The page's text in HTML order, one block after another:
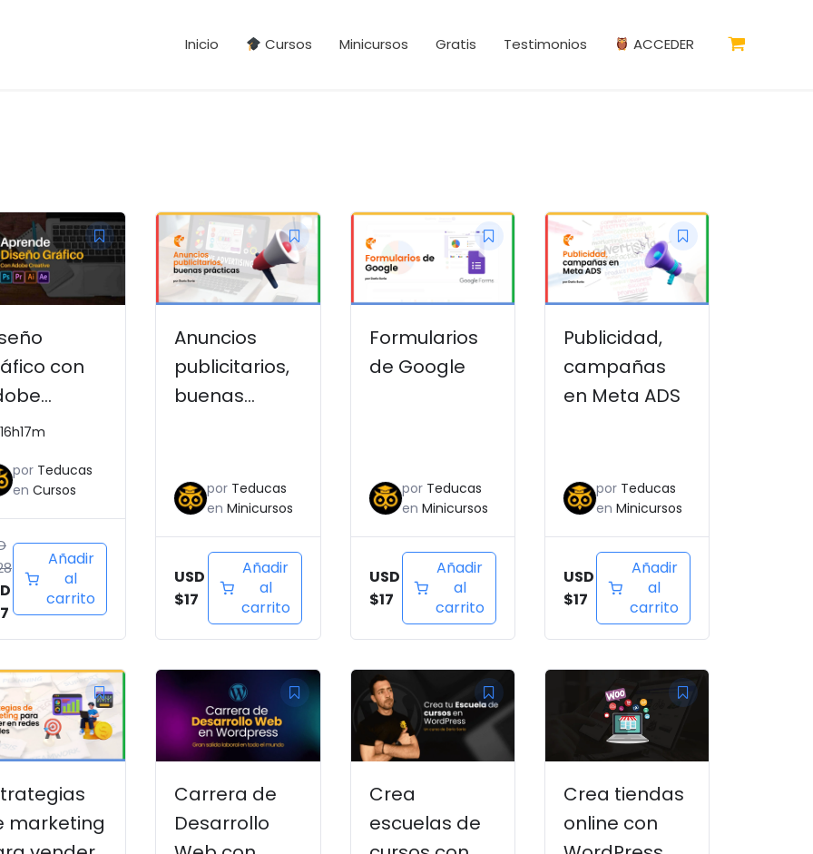
Inicio Cursos Minicursos Gratis Testimonios ACCEDER
con
16h17m
por Teducas
en Cursos
precio
actual
es:
$67.
Añadir
al
carrito
Anuncios
publicitarios,
buenas
por Teducas
enMinicursos
USD
$17
Añadir
al
carrito
Formularios
de Google
por Teducas
en Minicursos
USD
$17
Añadir
al
carrito
Publicidad,
campañas
en Meta ADS
por Teducas
en Minicursos
USD
$17
Añadir
al
carrito
marketing
Carrera de
Desarrollo
precio
original
era:
$381.
precio
actual
es:
$127.
Crea
escuelas de
El
precio
original
era:
$147.
precio
actual
es:
$57.
Crea tiendas
online con
precio
original
$127.
precio
actual
es:
$57.